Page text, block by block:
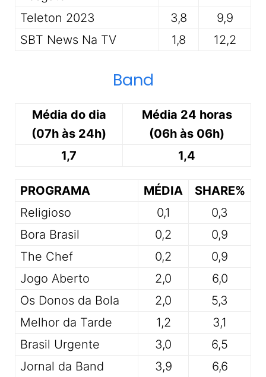
Teleton 2023 3,8
9,9
SBT News Na TV
1,8 12,2
Band
Média do dia
(07h às 24h)
Média 24 horas
(06h às 06h)
1,7
1,4
PROGRAMA MÉDIA
SHARE%
Religioso
0,1
0,3
Bora Brasil
0,2
0,9
The Chef
0,2
0,9
Jogo Aberto
2,0
6,0
Os Donos da Bola
2,0
5,3
Melhor da Tarde
1,2
3,1
Brasil Urgente
3,0
6,5
Jornal da Band
3,9
6,6